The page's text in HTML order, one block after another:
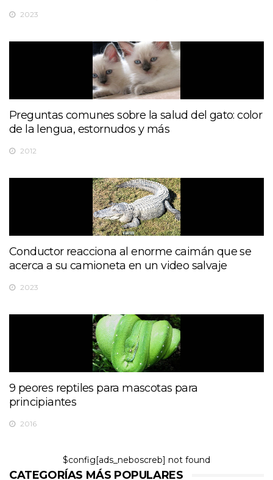
2023
Preguntas comunes sobre la salud del gato: color
de la lengua, estornudos y más
2012
Conductor reacciona al enorme caimán que se
acerca a su camioneta en un video salvaje
2023
9 peores reptiles para mascotas para
principiantes
2016
$config[ads_neboscreb] not found
CATEGORÍAS MÁS POPULARES